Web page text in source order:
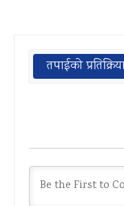
तपाईको